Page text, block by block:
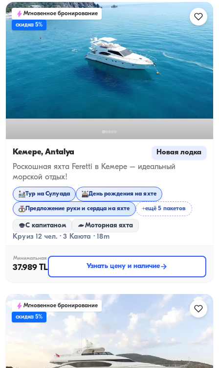
Мгновенное бронирование
скидка 5%
Кемере, Antalya Новая лодка
Роскошная яхта Feretti в Кемере – идеальный
морской отдых!
Тур на Сулуада День рождения на яхте
Предложение руки и сердца на яхте +ещё 5 пакетов
С капитаном Моторная яхта
Круиз 12 чел. · 3 Каюта · 18m
Минимальная
37.989 TL Узнать цену и наличие
Мгновенное бронирование
скидка 5%